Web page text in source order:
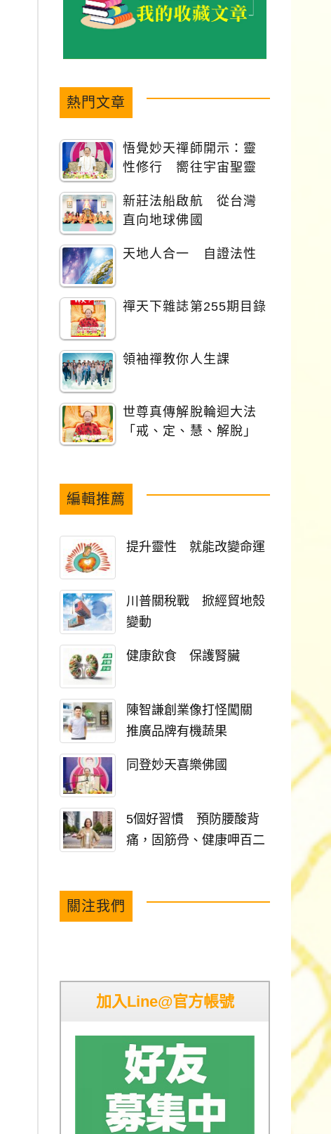
熱門文章
悟覺妙天禪師開示：靈
性修行 嚮往宇宙聖靈
新莊法船啟航 從台灣
直向地球佛國
天地人合一 自證法性
禪天下雜誌第255期目錄
領袖禪教你人生課
世尊真傳解脫輪迴大法
「戒、定、慧、解脫」
編輯推薦
提升靈性 就能改變命運
川普關稅戰 掀經貿地殼
變動
健康飲食 保護腎臟
陳智謙創業像打怪闖關
推廣品牌有機蔬果
同登妙天喜樂佛國
5個好習慣 預防腰酸背
痛，固筋骨、健康呷百二
關注我們
加入Line@官方帳號